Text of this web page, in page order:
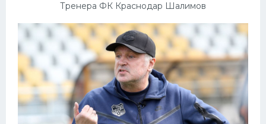
Тренера ФК Краснодар Шалимов